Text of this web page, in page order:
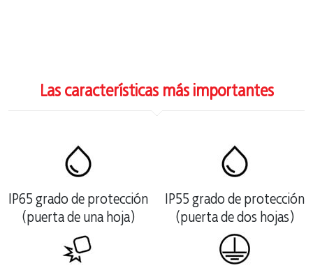
Las características más importantes
IP65 grado de protección
(puerta de una hoja)
IP55 grado de protección
(puerta de dos hojas)